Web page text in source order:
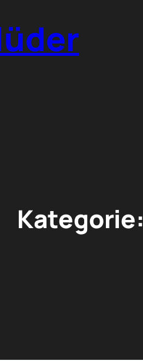
Kategorie: